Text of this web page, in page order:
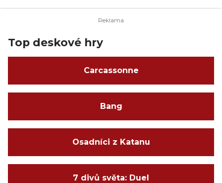
Top deskové hry
Carcassonne
Bang
Osadníci z Katanu
7 divů světa: Duel